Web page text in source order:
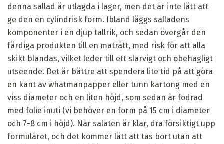
denna sallad är utlagda i lager, men det är inte lätt att
ge den en cylindrisk form. Ibland läggs salladens
komponenter i en djup tallrik, och sedan övergår den
färdiga produkten till en maträtt, med risk för att alla
skikt blandas, vilket leder till ett slarvigt och obehagligt
utseende. Det är bättre att spendera lite tid på att göra
en kant av whatmanpapper eller tunn kartong med en
viss diameter och en liten höjd, som sedan är fodrad
med folie inuti (vi behöver en form på 15 cm i diameter
och 7-8 cm i höjd). När salaten är klar, dra försiktigt upp
formuläret, och det kommer lätt att tas bort utan att